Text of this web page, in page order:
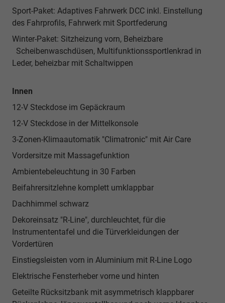
Sport-Paket: Adaptives Fahrwerk DCC inkl. Einstellung
des Fahrprofils, Fahrwerk mit Sportfederung
Winter-Paket: Sitzheizung vorn, Beheizbare
Scheibenwaschdüsen, Multifunktionssportlenkrad in
Leder, beheizbar mit Schaltwippen
Innen
12-V Steckdose im Gepäckraum
12-V Steckdose in der Mittelkonsole
3-Zonen-Klimaautomatik "Climatronic" mit Air Care
Vordersitze mit Massagefunktion
Ambientebeleuchtung in 30 Farben
Beifahrersitzlehne komplett umklappbar
Dachhimmel schwarz
Dekoreinsatz "R-Line", durchleuchtet, für die
Instrumententafel und die Türverkleidungen der
Vordertüren
Einstiegsleisten vorn in Aluminium mit R-Line Logo
Elektrische Fensterheber vorne und hinten
Geteilte Rücksitzbank mit asymmetrisch klappbarer